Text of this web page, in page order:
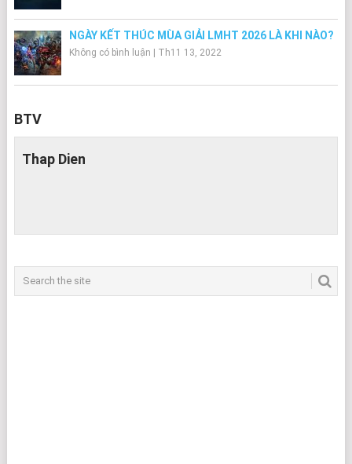
NGÀY KẾT THÚC MÙA GIẢI LMHT 2026 LÀ KHI NÀO?
Không có bình luận | Th11 13, 2022
BTV
Thap Dien